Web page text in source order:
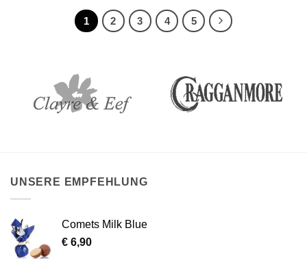
1 2 3 4 5
UNSERE EMPFEHLUNG
Comets Milk Blue
€ 6,90